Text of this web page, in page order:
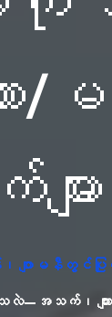
ျား
န်၊ ဂျာမနီတွင်
အသက်၊ ကျား